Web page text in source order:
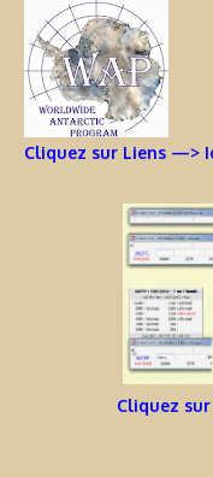
Cliquez sur Liens —>
Cliquez